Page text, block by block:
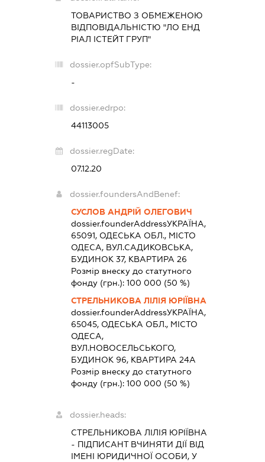
ТОВАРИСТВО З ОБМЕЖЕНОЮ
ВІДПОВІДАЛЬНІСТЮ "ЛО ЕНД
РІАЛ ІСТЕЙТ ГРУП"
dossier.opfSubType:
-
dossier.edrpo:
44113005
dossier.regDate:
07.12.20
dossier.foundersAndBenef:
СУСЛОВ АНДРІЙ ОЛЕГОВИЧ
dossier.founderAddressУКРАЇНА,
65091, ОДЕСЬКА ОБЛ., МІСТО
ОДЕСА, ВУЛ.САДИКОВСЬКА,
БУДИНОК 37, КВАРТИРА 26
Розмір внеску до статутного
фонду (грн.):100 000 (50 %)
СТРЕЛЬНИКОВА ЛІЛІЯ ЮРІЇВНА
dossier.founderAddressУКРАЇНА,
65045, ОДЕСЬКА ОБЛ., МІСТО
ОДЕСА,
ВУЛ.НОВОСЕЛЬСЬКОГО,
БУДИНОК 96, КВАРТИРА 24А
Розмір внеску до статутного
фонду (грн.):100 000 (50 %)
dossier.heads:
СТРЕЛЬНИКОВА ЛІЛІЯ ЮРІЇВНА
- ПІДПИСАНТВЧИНЯТИ ДІЇ ВІД
ІМЕНІ ЮРИДИЧНОЇ ОСОБИ, У